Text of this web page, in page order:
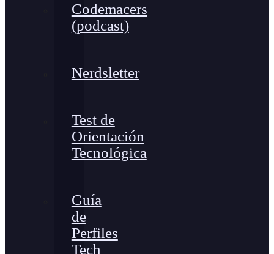
Codemacers
(podcast)
Nerdsletter
Test de
Orientación
Tecnológica
Guía
de
Perfiles
Tech